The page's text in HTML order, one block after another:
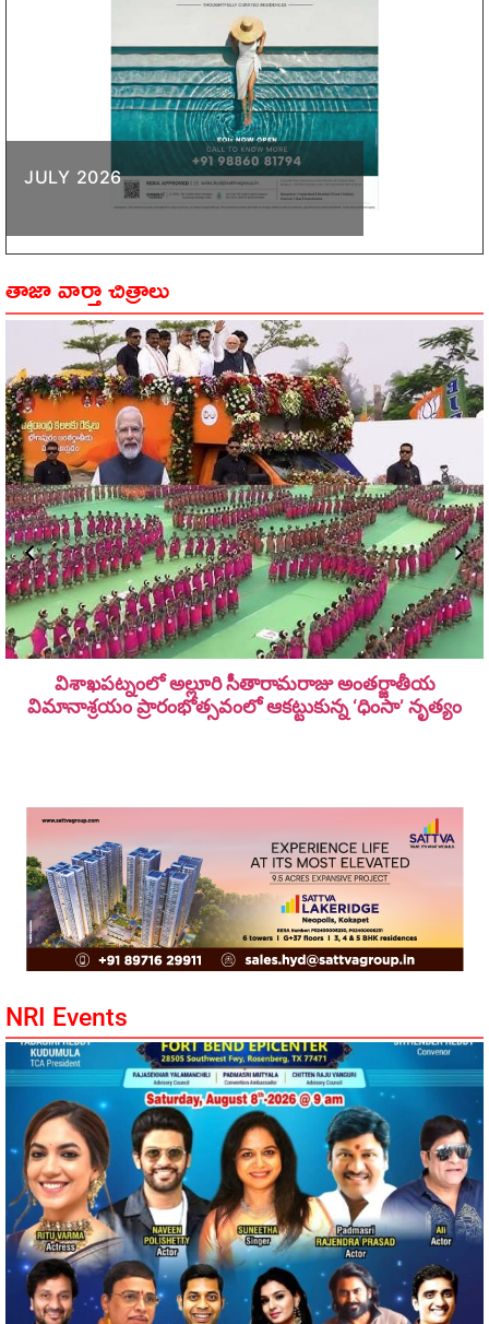
JULY 2026
తాజా వార్తా చిత్రాలు
విశాఖపట్నంలో అల్లూరి సీతారామ‌రాజు అంత‌ర్జాతీయ
విమానాశ్ర‌యం ప్రారంభోత్సవంలో ఆకట్టుకున్న ‘ధింసా’ నృత్యం
NRI Events